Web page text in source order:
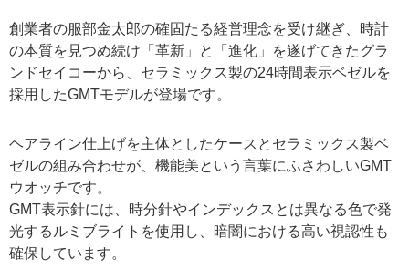
創業者の服部金太郎の確固たる経営理念を受け継ぎ、時計
の本質を見つめ続け「革新」と「進化」を遂げてきたグラ
ンドセイコーから、セラミックス製の24時間表示ベゼルを
採用したGMTモデルが登場です。
ヘアライン仕上げを主体としたケースとセラミックス製ベ
ゼルの組み合わせが、機能美という言葉にふさわしいGMT
ウオッチです。
GMT表示針には、時分針やインデックスとは異なる色で発
光するルミブライトを使用し、暗闇における高い視認性も
確保しています。